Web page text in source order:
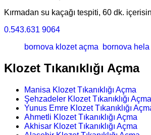
Kırmadan su kaçağı tespiti, 60 dk.
0.543.631 9064
bornova klozet açma
bornova hela
Klozet Tıkanıklığı Açma
Manisa Klozet Tıkanıklığı Açma
Şehzadeler Klozet Tıkanıklığı Açma
Yunus Emre Klozet Tıkanıklığı
Ahmetli Klozet Tıkanıklığı Açma
Akhisar Klozet Tıkanıklığı Açma